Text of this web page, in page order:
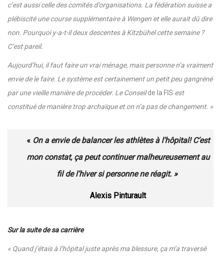
c’est aussi celle des comités d’organisations. La fédération suisse a
plébiscité une course supplémentaire à Wengen et elle aurait dû dire
non. Pourquoi y-a-t-il deux descentes à Kitzbühel cette semaine ?
C’est pareil.
Aujourd’hui, il faut faire un vrai ménage, mais personne n’a vraiment
envie de le faire. Le système est certainement un petit peu gangréné
par une vieille manière de procéder. Le Conseilde la FIS est
constitué de manière trop archaïque et on n’a pas de changement. »
« On a envie de balancer les athlètes à l’hôpital! C’est
mon constat, ça peut continuer malheureusement au
fil de l’hiver si personne ne réagit. »
Alexis Pinturault
Sur la suite de sa carrière
« Quand j’étais à l’hôpital juste après ma blessure, ça m’a traversé